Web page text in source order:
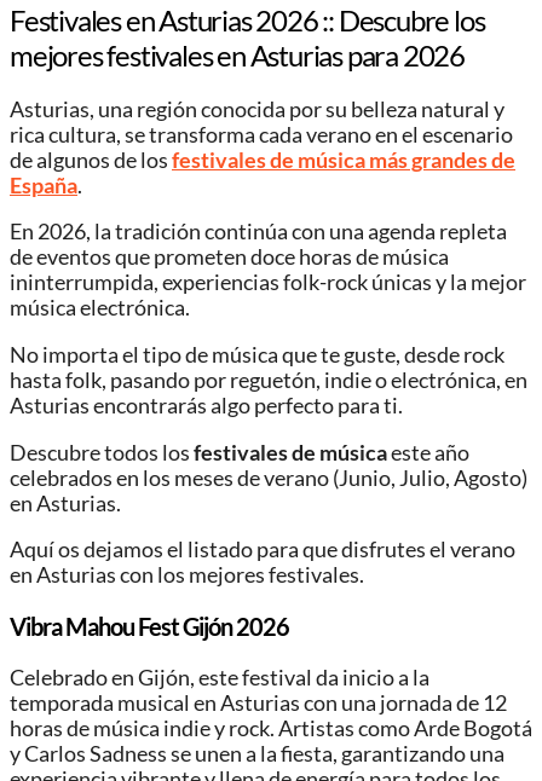
Festivales en Asturias 2026 :: Descubre los
mejores festivales en Asturias para 2026
Asturias, una región conocida por su belleza natural y
rica cultura, se transforma cada verano en el escenario
de algunos de losfestivales de música más grandes de
España.
En 2026, la tradición continúa con una agenda repleta
de eventos que prometen doce horas de música
ininterrumpida, experiencias folk-rock únicas y la mejor
música electrónica.
No importa el tipo de música que te guste, desde rock
hasta folk, pasando por reguetón, indie o electrónica, en
Asturias encontrarás algo perfecto para ti.
Descubre todos losfestivales de músicaeste año
celebrados en los meses de verano (Junio, Julio, Agosto)
en Asturias.
Aquí os dejamos el listado para que disfrutes el verano
en Asturias con los mejores festivales.
Vibra Mahou Fest Gijón 2026
Celebrado en Gijón, este festival da inicio a la
temporada musical en Asturias con una jornada de 12
horas de música indie y rock. Artistas como Arde Bogotá
y Carlos Sadness se unen a la fiesta, garantizando una